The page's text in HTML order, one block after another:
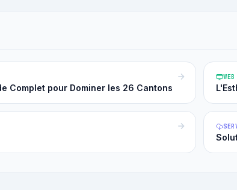
Complet pour Dominer les 26 Cantons
WEB